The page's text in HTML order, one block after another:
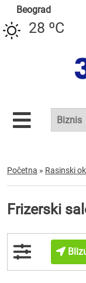
Beograd
28 ºC
Početna » Rasinski
Frizerski